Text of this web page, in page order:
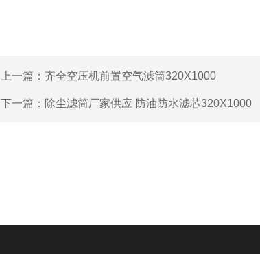
上一篇： 齐全空压机前置空气滤筒320X1000
下一篇： 除尘滤筒厂家供应 防油防水滤芯320X1000